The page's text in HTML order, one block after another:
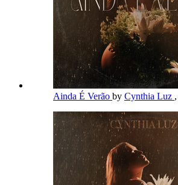
Ainda É Verão by Cynthia Luz ,